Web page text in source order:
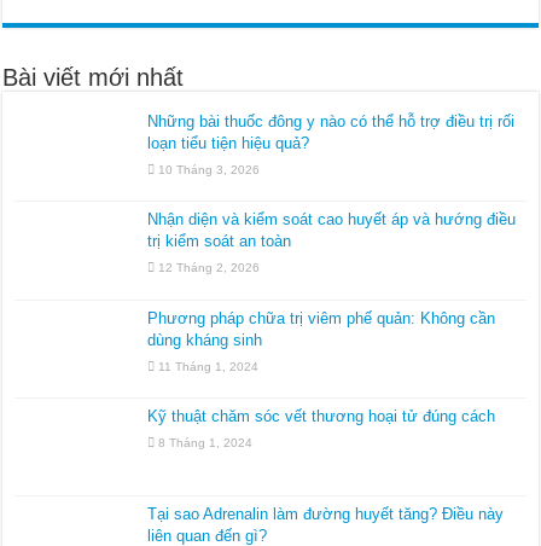
Bài viết mới nhất
Những bài thuốc đông y nào có thể hỗ trợ điều trị rối
loạn tiểu tiện hiệu quả?
10 Tháng 3, 2026
Nhận diện và kiểm soát cao huyết áp và hướng điều
trị kiểm soát an toàn
12 Tháng 2, 2026
Phương pháp chữa trị viêm phế quản: Không cần
dùng kháng sinh
11 Tháng 1, 2024
Kỹ thuật chăm sóc vết thương hoại tử đúng cách
8 Tháng 1, 2024
Tại sao Adrenalin làm đường huyết tăng? Điều này
liên quan đến gì?